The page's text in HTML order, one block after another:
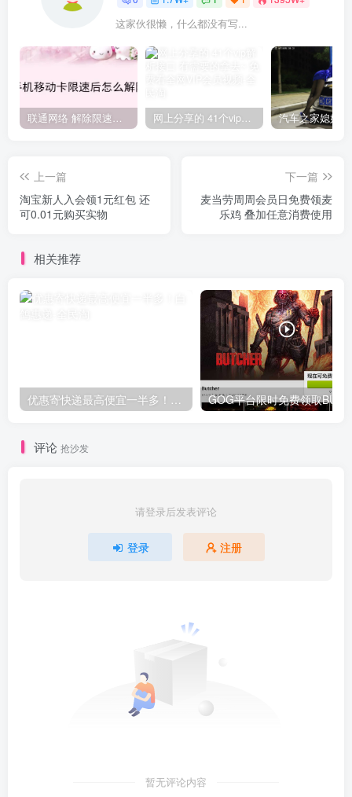
这家伙很懒，什么都没有写...
联通网络 解除限速方法参考！畅享、畅玩、老白干等及其它地区自测了 网上分享的 41个vip解析接口 有需要的拿去~ 免费看全网VIP会员视频
上一篇
淘宝新人入会领1元红包 还
可0.01元购买实物
下一篇
麦当劳周周会员日免费领麦
乐鸡 叠加任意消费使用
相关推荐
评论 抢沙发
请登录后发表评论
登录 注册
暂无评论内容